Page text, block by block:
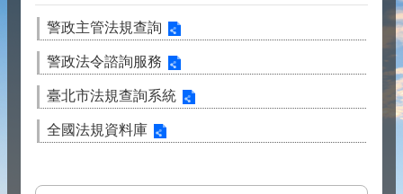
警政主管法規查詢
警政法令諮詢服務
臺北市法規查詢系統
全國法規資料庫